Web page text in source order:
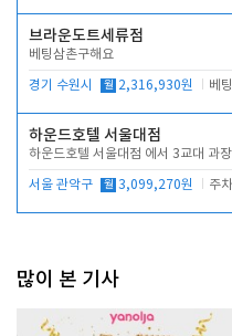
브라운도트세류점
베팅삼촌구해요
경기 수원시 월 2,316,930원 베
하운드호텔 서울대점
하운드호텔 서울대점 에서 3교대 과
서울 관악구 월 3,099,270원
많이 본 기사